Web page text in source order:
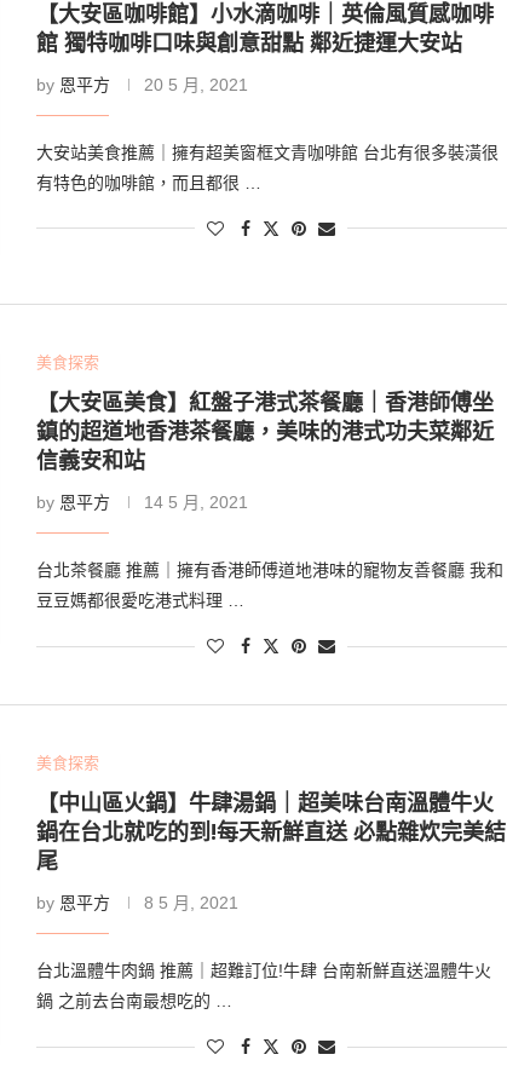
【大安區咖啡館】小水滴咖啡｜英倫風質感咖啡
館 獨特咖啡口味與創意甜點 鄰近捷運大安站
by 恩平方 20 5 月, 2021
大安站美食推薦｜擁有超美窗框文青咖啡館 台北有很多裝潢很
有特色的咖啡館，而且都很 …
美食探索
【大安區美食】紅盤子港式茶餐廳｜香港師傅坐
鎮的超道地香港茶餐廳，美味的港式功夫菜鄰近
信義安和站
by 恩平方 14 5 月, 2021
台北茶餐廳 推薦｜擁有香港師傅道地港味的寵物友善餐廳 我和
豆豆媽都很愛吃港式料理 …
美食探索
【中山區火鍋】牛肆湯鍋｜超美味台南溫體牛火
鍋在台北就吃的到!每天新鮮直送 必點雜炊完美結
尾
by 恩平方 8 5 月, 2021
台北溫體牛肉鍋 推薦｜超難訂位!牛肆 台南新鮮直送溫體牛火
鍋 之前去台南最想吃的 …